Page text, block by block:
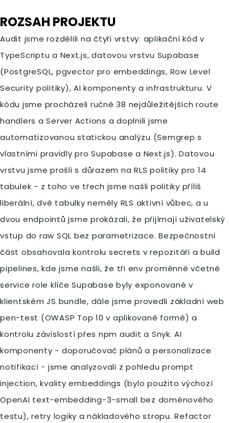
ROZSAH PROJEKTU
Audit jsme rozdělili na čtyři vrstvy: aplikační kód v
TypeScriptu a Next.js, datovou vrstvu Supabase
(PostgreSQL, pgvector pro embeddings, Row Level
Security politiky), AI komponenty a infrastrukturu. V
kódu jsme procházeli ručně 38 nejdůležitějších route
handlers a Server Actions a doplnili jsme
automatizovanou statickou analýzu (Semgrep s
vlastními pravidly pro Supabase a Next.js). Datovou
vrstvu jsme prošli s důrazem na RLS politiky pro 14
tabulek - z toho ve třech jsme našli politiky příliš
liberální, dvě tabulky neměly RLS aktivní vůbec, a u
dvou endpointů jsme prokázali, že přijímají uživatelský
vstup do raw SQL bez parametrizace. Bezpečnostní
část obsahovala kontrolu secrets v repozitáři a build
pipelines, kde jsme našli, že tři env proměnné včetně
service role klíče Supabase byly exponované v
klientském JS bundle, dále jsme provedli základní web
pen-test (OWASP Top 10 v aplikované formě) a
kontrolu závislostí přes npm audit a Snyk. AI
komponenty - doporučovač plánů a personalizace
notifikací - jsme analyzovali z pohledu prompt
injection, kvality embeddings (bylo použito výchozí
OpenAI text-embedding-3-small bez doménového
testu), retry logiky a nákladového stropu. Refactor